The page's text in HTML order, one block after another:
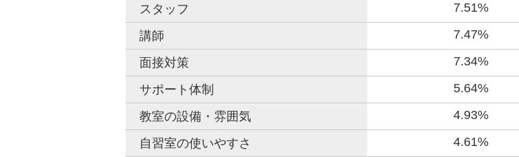
スタッフ 7.51%
講師 7.47%
面接対策 7.34%
サポート体制 5.64%
教室の設備・雰囲気 4.93%
自習室の使いやすさ 4.61%